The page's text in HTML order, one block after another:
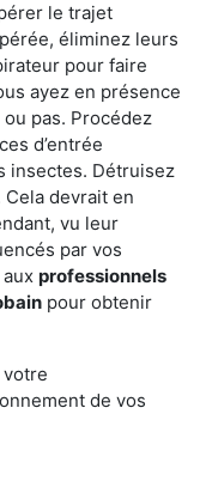
le trajet
éliminez leurs
pour faire
ayez en présence
pas. Procédez
d’entrée
insectes. Détruisez
devrait en
vu leur
par vos
professionnels
pour obtenir
de vos